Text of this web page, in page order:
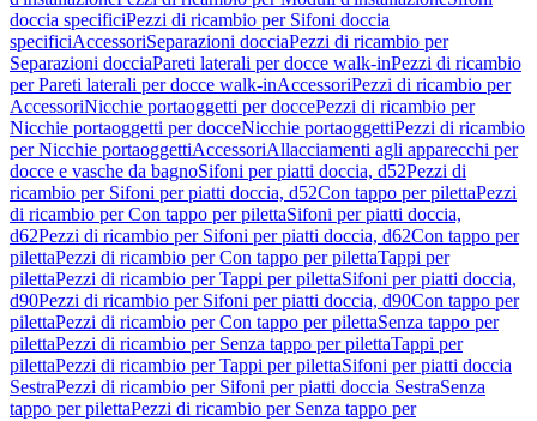
doccia specificiPezzi di ricambio per Sifoni doccia
specificiAccessoriSeparazioni docciaPezzi di ricambio per
Separazioni docciaPareti laterali per docce walk-inPezzi di ricambio
per Pareti laterali per docce walk-inAccessoriPezzi di ricambio per
AccessoriNicchie portaoggetti per doccePezzi di ricambio per
Nicchie portaoggetti per docceNicchie portaoggettiPezzi di ricambio
per Nicchie portaoggettiAccessoriAllacciamenti agli apparecchi per
docce e vasche da bagnoSifoni per piatti doccia, d52Pezzi di
ricambio per Sifoni per piatti doccia, d52Con tappo per pilettaPezzi
di ricambio per Con tappo per pilettaSifoni per piatti doccia,
d62Pezzi di ricambio per Sifoni per piatti doccia, d62Con tappo per
pilettaPezzi di ricambio per Con tappo per pilettaTappi per
pilettaPezzi di ricambio per Tappi per pilettaSifoni per piatti doccia,
d90Pezzi di ricambio per Sifoni per piatti doccia, d90Con tappo per
pilettaPezzi di ricambio per Con tappo per pilettaSenza tappo per
pilettaPezzi di ricambio per Senza tappo per pilettaTappi per
pilettaPezzi di ricambio per Tappi per pilettaSifoni per piatti doccia
SestraPezzi di ricambio per Sifoni per piatti doccia SestraSenza
tappo per pilettaPezzi di ricambio per Senza tappo per